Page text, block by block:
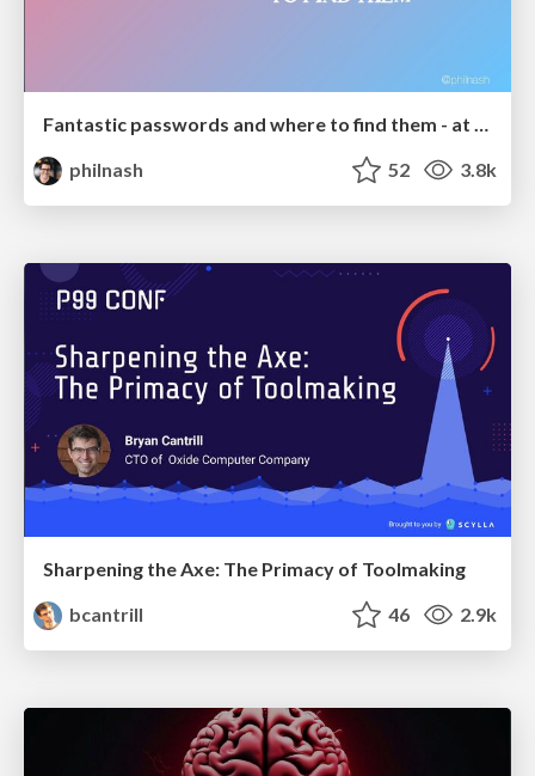
Fantastic passwords and where to find them - at NoRuKo
philnash
52 3.8k
Sharpening the Axe: The Primacy of Toolmaking
bcantrill
46 2.9k